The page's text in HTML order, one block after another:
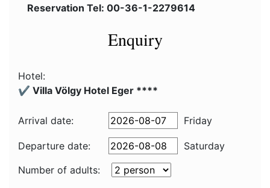
Reservation Tel: 00-36-1-2279614
Enquiry
Hotel:
✔️ Villa Völgy Hotel Eger ****
Arrival date: Friday
Departure date:
Saturday
Number of adults: